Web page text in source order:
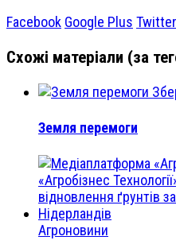
Facebook Google Plus Twitter
Схожі матеріали (за
Земля перемоги
Агроновини